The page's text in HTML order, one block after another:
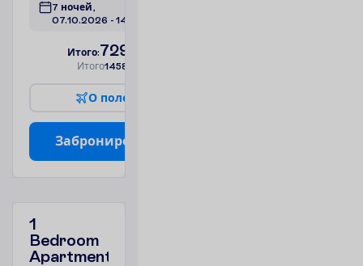
7 ночей,
07.10.2026 - 14.10.2026
Итого:729.00
Итого1458.00
О поле
Заброниро
1
Bedroom
Apartment